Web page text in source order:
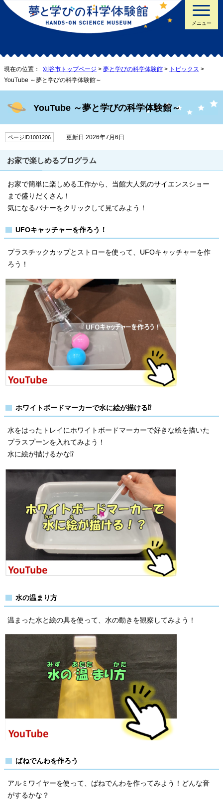
メニュー
現在の位置： 刈谷市トップページ > 夢と学びの科学体験館 > トピックス >
YouTube ～夢と学びの科学体験館～
YouTube ～夢と学びの科学体験館～
ページID1001206 更新日 2026年7月6日
お家で楽しめるプログラム
お家で簡単に楽しめる工作から、当館大人気のサイエンスショー
まで盛りだくさん！
気になるバナーをクリックして見てみよう！
UFOキャッチャーを作ろう！
プラスチックカップとストローを使って、UFOキャッチャーを作
ろう！
ホワイトボードマーカーで水に絵が描ける⁉
水をはったトレイにホワイトボードマーカーで好きな絵を描いた
プラスプーンを入れてみよう！
水に絵が描けるかな⁉
水の温まり方
温まった水と絵の具を使って、水の動きを観察してみよう！
ばねでんわを作ろう
アルミワイヤーを使って、ばねでんわを作ってみよう！どんな音
がするかな？